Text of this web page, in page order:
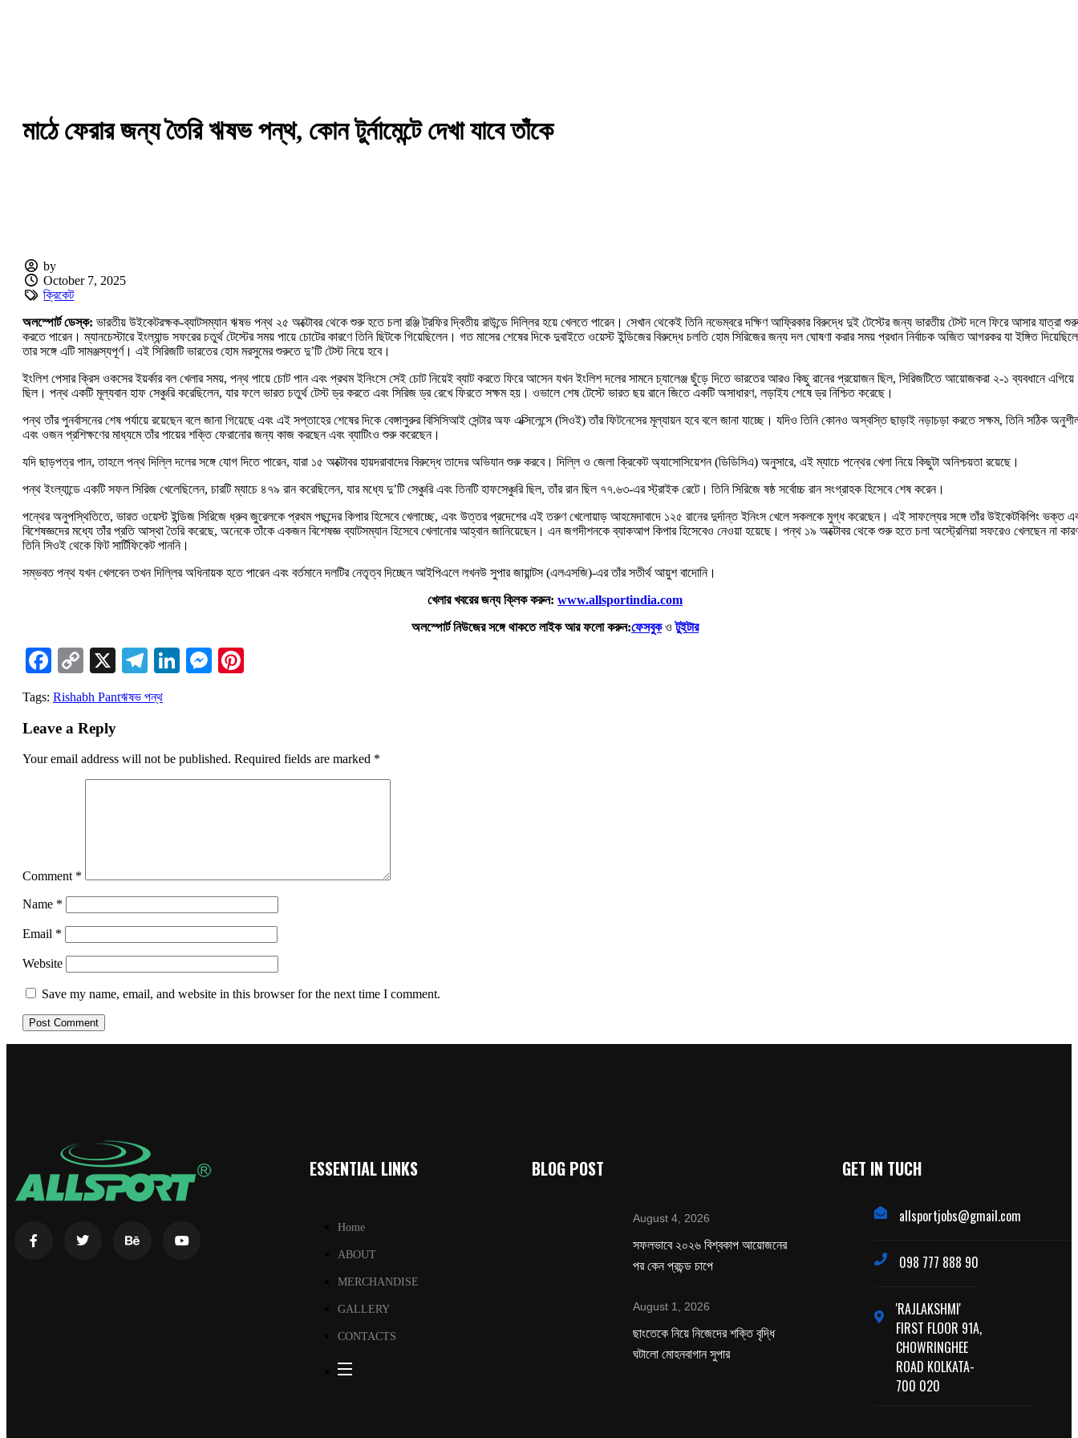
মাঠে ফেরার জন্য তৈরি ঋষভ পন্থ, কোন টুর্নামেন্টে দেখা যাবে তাঁকে
by
October 7, 2025
ক্রিকেট
অলস্পোর্ট ডেস্ক: ভারতীয় উইকেটরক্ষক-ব্যাটসম্যান ঋষভ পন্থ ২৫ অক্টোবর থেকে শুরু হতে চলা রঞ্জি ট্রফির দ্বিতীয় রাউন্ডে দিল্লির হয়ে খেলতে পারেন। সেখান থেকেই তিনি নভেম্বরে দক্ষিণ আফ্রিকার বিরুদ্ধে দুই টেস্টের জন্য ভারতীয় টেস্ট দলে ফিরে আসার যাত্রা শুরু
করতে পারেন। ম্যানচেস্টারে ইংল্যান্ড সফরের চতুর্থ টেস্টের সময় পায়ে চোটের কারণে তিনি ছিটকে গিয়েছিলেন। গত মাসের শেষের দিকে দুবাইতে ওয়েস্ট ইন্ডিজের বিরুদ্ধে চলতি হোম সিরিজের জন্য দল ঘোষণা করার সময় প্রধান নির্বাচক অজিত আগরকর যা ইঙ্গিত
তার সঙ্গে এটি সামঞ্জস্যপূর্ণ। এই সিরিজটি ভারতের হোম মরসুমের শুরুতে দু’টি টেস্ট নিয়ে হবে।
ইংলিশ পেসার ক্রিস ওকসের ইয়র্কার বল খেলার সময়, পন্থ পায়ে চোট পান এবং প্রথম ইনিংসে সেই চোট নিয়েই ব্যাট করতে ফিরে আসেন যখন ইংলিশ দলের সামনে চ্যালেঞ্জ ছুঁড়ে দিতে ভারতের আরও কিছু রানের প্রয়োজন ছিল, সিরিজটিতে আয়োজকরা ২-১ ব্যবধানে এগিয়ে
ছিল। পন্থ একটি মূল্যবান হাফ সেঞ্চুরি করেছিলেন, যার ফলে ভারত চতুর্থ টেস্ট ড্র করতে এবং সিরিজ ড্র রেখে ফিরতে সক্ষম হয়। ওভালে শেষ টেস্টে ভারত ছয় রানে জিতে একটি অসাধারণ, লড়াইয শেষে ড্র নিশ্চিত করেছে।
পন্থ তাঁর পুনর্বাসনের শেষ পর্যায়ে রয়েছেন বলে জানা গিয়েছে এবং এই সপ্তাহের শেষের দিকে বেঙ্গালুরুর বিসিসিআই সেন্টার অফ এক্সিলেন্সে (সিওই) তাঁর ফিটনেসের মূল্যায়ন হবে বলে জানা যাচ্ছে। যদিও তিনি কোনও অস্বস্তি ছাড়াই নড়াচড়া করতে সক্ষম, তিনি সঠিক
এবং ওজন প্রশিক্ষণের মাধ্যমে তাঁর পায়ের শক্তি ফেরানোর জন্য কাজ করছেন এবং ব্যাটিংও শুরু করেছেন।
যদি ছাড়পত্র পান, তাহলে পন্থ দিল্লি দলের সঙ্গে যোগ দিতে পারেন, যারা ১৫ অক্টোবর হায়দরাবাদের বিরুদ্ধে তাদের অভিযান শুরু করবে। দিল্লি ও জেলা ক্রিকেট অ্যাসোসিয়েশন (ডিডিসিএ) অনুসারে, এই ম্যাচে পন্থের খেলা নিয়ে কিছুটা অনিশ্চয়তা রয়েছে।
পন্থ ইংল্যান্ডে একটি সফল সিরিজ খেলেছিলেন, চারটি ম্যাচে ৪৭৯ রান করেছিলেন, যার মধ্যে দু’টি সেঞ্চুরি এবং তিনটি হাফসেঞ্চুরি ছিল, তাঁর রান ছিল ৭৭.৬৩-এর স্ট্রাইক রেটে। তিনি সিরিজে ষষ্ঠ সর্বোচ্চ রান সংগ্রাহক হিসেবে শেষ করেন।
পন্থের অনুপস্থিতিতে, ভারত ওয়েস্ট ইন্ডিজ সিরিজে ধ্রুব জুরেলকে প্রথম পছন্দের কিপার হিসেবে খেলাচ্ছে, এবং উত্তর প্রদেশের এই তরুণ খেলোয়াড় আহমেদাবাদে ১২৫ রানের দুর্দান্ত ইনিংস খেলে সকলকে মুগ্ধ করেছেন। এই সাফল্যের সঙ্গে তাঁর উইকেটকিপিং ভক্ত
বিশেষজ্ঞদের মধ্যে তাঁর প্রতি আস্থা তৈরি করেছে, অনেকে তাঁকে একজন বিশেষজ্ঞ ব্যাটসম্যান হিসেবে খেলানোর আহ্বান জানিয়েছেন। এন জগদীশনকে ব্যাকআপ কিপার হিসেবেও নেওয়া হয়েছে। পন্থ ১৯ অক্টোবর থেকে শুরু হতে চলা অস্ট্রেলিয়া সফরেও খেলছেন না
তিনি সিওই থেকে ফিট সার্টিফিকেট পাননি।
সম্ভবত পন্থ যখন খেলবেন তখন দিল্লির অধিনায়ক হতে পারেন এবং বর্তমানে দলটির নেতৃত্ব দিচ্ছেন আইপিএলে লখনউ সুপার জায়ান্টস (এলএসজি)-এর তাঁর সতীর্থ আয়ুশ বাদোনি।
খেলার খবরের জন্য ক্লিক করুন: www.allsportindia.com
অলস্পোর্ট নিউজের সঙ্গে থাকতে লাইক আর ফলো করুন:ফেসবুকওটুইটার
Facebook
Copy
Link
X Telegram
LinkedIn
Messenger
Tags: Rishabh Pantঋষভ পন্থ
Leave a Reply
Your email address will not be published. Required fields are marked *
Comment *
Name *
Email *
Website
Save my name, email, and website in this browser for the next time I comment.
ESSENTIAL LINKS
Home
ABOUT
MERCHANDISE
GALLERY
CONTACTS
BLOG POST
August 4, 2026
সফলভাবে ২০২৬ বিশ্বকাপ আয়োজনের
পর কেন প্রচন্ড চাপে
August 1, 2026
ছাংতেকে নিয়ে নিজেদের শক্তি বৃদ্ধি
ঘটালো মোহনবাগান সুপার
GET IN TUCH
allsportjobs@gmail.com
098 777 888 90
'RAJLAKSHMI'
FIRST FLOOR 91A,
CHOWRINGHEE
ROAD KOLKATA-
700 020